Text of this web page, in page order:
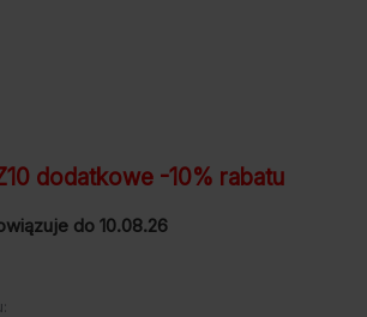
dodatkowe -10% rabatu
do 10.08.26